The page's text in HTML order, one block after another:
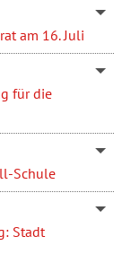
am 16. Juli
für die
Schule
Stadt